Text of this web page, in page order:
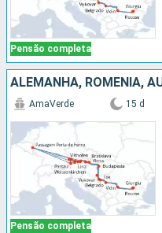
Pensão completa
Pensão completa
AmaVerde 15 d